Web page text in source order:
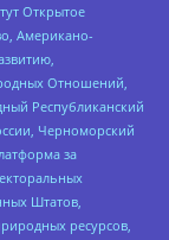
Открытое
Американо-
Отношений,
Республиканский
Черноморский
за
Штатов,
ресурсов,